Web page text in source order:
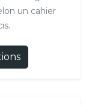
un cahier